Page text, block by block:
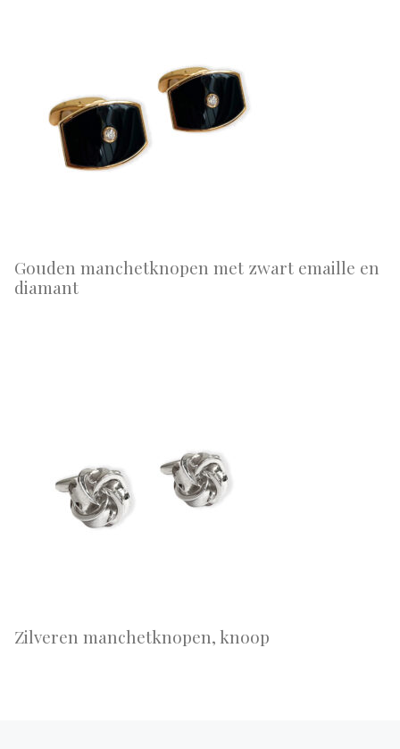
Gouden manchetknopen met zwart emaille en
diamant
Zilveren manchetknopen, knoop